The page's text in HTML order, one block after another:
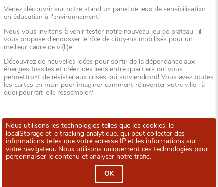
Venez découvrir sur notre stand un panel de jeux de sensibilisation
en éducation à l'environnement!
Nous vous invitons à venir tester notre nouveau jeu de plateau : il
vous propose d'endosser le rôle de citoyens mobilisés pour un
meilleur cadre de vi(ll)e!
Découvrez de nouvelles idées pour sortir de la dépendance aux
énergies fossiles et créez des liens entre quartiers qui vous
permettront de résister aux crises qui surviendront! Vous avez toutes
les cartes en main pour imaginer comment réinventer votre ville : à
quoi pourrait-elle ressembler?
Nous utilisons les technologies telles que les cookies, le
localStorage et le tracking analytique, qui peut collecter des
informations telles que votre adresse IP et les informations sur
votre navigateur. Nous utilisons uniquement ces technologies pour
personnaliser le contenu et analyser notre trafic.
OK